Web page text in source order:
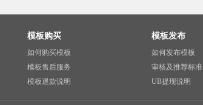
模板购买
如何购买模板
模板售后服务
模板退款说明
模板发布
如何发布模板
审核及推荐标准
UB提现说明